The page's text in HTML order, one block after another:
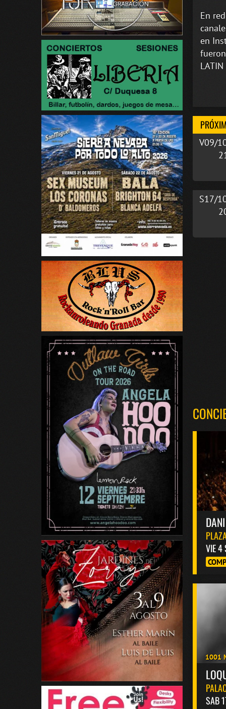
En
en
V09/
S17/
VIE 4
1001
SAB